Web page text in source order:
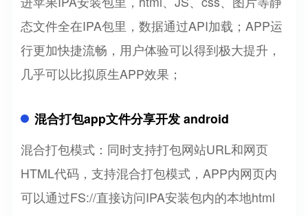
态文件全在IPA包里，数据通过API加载；APP运
行更加快捷流畅，用户体验可以得到极大提升，
几乎可以比拟原生APP效果；
混合打包app文件分享开发 android
混合打包模式：同时支持打包网站URL和网页
HTML代码，支持混合打包模式，APP内网页内
可以通过FS://直接访问IPA安装包内的本地html